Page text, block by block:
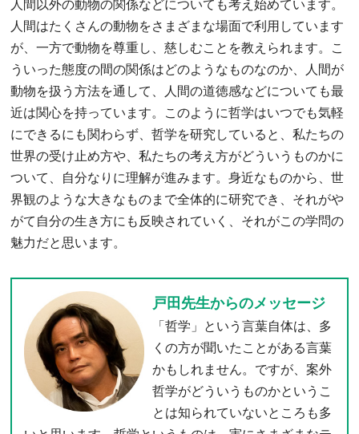
人間以外の動物の関係などについても考え始めています。
人間はたくさんの動物をさまざまな場面で利用しています
が、一方で動物を尊重し、慈しむことを教えられます。こ
ういった態度の間の関係はどのようなものなのか、人間が
動物を扱う方法を通して、人間の道徳感などについても最
近は関心を持っています。このように哲学はいつでも気軽
にできるにも関わらず、哲学を研究していると、私たちの
世界の受け止め方や、私たちの考え方がどういうものかに
ついて、自分なりに理解が進みます。身近なものから、世
界観のような大きなものまで全体的に研究でき、それがや
がて自分の生き方にも反映されていく、それがこの学問の
魅力だと思います。
戸田先生からのメッセージ
「哲学」という言葉自体は、多
くの方が聞いたことがある言葉
かもしれません。ですが、案外
哲学がどういうものかというこ
とは知られていないところも多